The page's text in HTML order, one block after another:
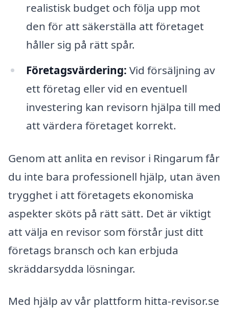
realistisk budget och följa upp mot
den för att säkerställa att företaget
håller sig på rätt spår.
Företagsvärdering: Vid försäljning av
ett företag eller vid en eventuell
investering kan revisorn hjälpa till med
att värdera företaget korrekt.
Genom att anlita en revisor i Ringarum får
du inte bara professionell hjälp, utan även
trygghet i att företagets ekonomiska
aspekter sköts på rätt sätt. Det är viktigt
att välja en revisor som förstår just ditt
företags bransch och kan erbjuda
skräddarsydda lösningar.
Med hjälp av vår plattform hitta-revisor.se